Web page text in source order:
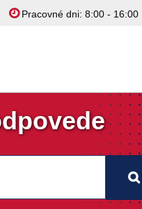
Pracovné dni: 8:00 - 16:00